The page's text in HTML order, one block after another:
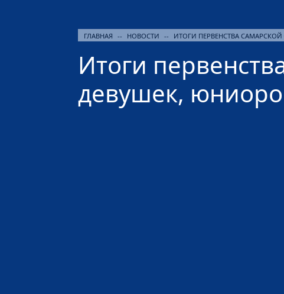
ГЛАВНАЯ -- НОВОСТИ -- ИТОГИ ПЕРВЕНСТВА
Итоги
девушек,